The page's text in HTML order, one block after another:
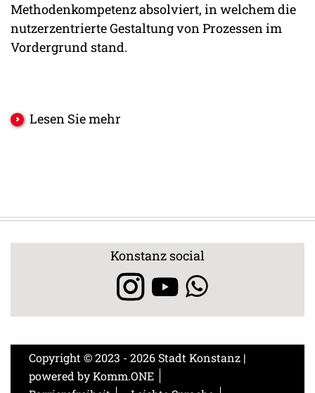
Methodenkompetenz absolviert, in welchem die
nutzerzentrierte Gestaltung von Prozessen im
Vordergrund stand.
Lesen Sie mehr
Konstanz social
Copyright © 2023 - 2026 Stadt Konstanz |
powered byKomm.ONE